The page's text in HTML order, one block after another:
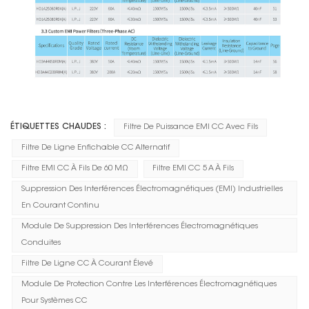
ÉTIQUETTES CHAUDES : Filtre De Puissance EMI CC Avec Fils
Filtre De Ligne Enfichable CC Alternatif
Filtre EMI CC À Fils De 60 MΩ Filtre EMI CC 5 A À Fils
Suppression Des Interférences Électromagnétiques (EMI) Industrielles
En Courant Continu
Module De Suppression Des Interférences Électromagnétiques
Conduites
Filtre De Ligne CC À Courant Élevé
Module De Protection Contre Les Interférences Électromagnétiques
Pour Systèmes CC